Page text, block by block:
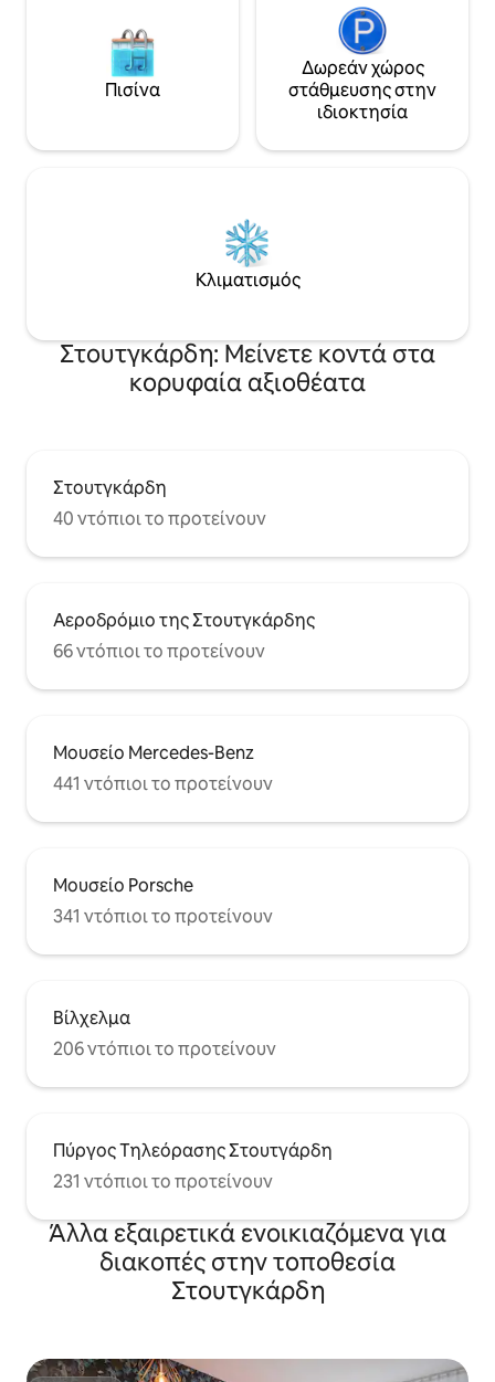
Πισίνα
Δωρεάν χώρος
στάθμευσης στην
ιδιοκτησία
Κλιματισμός
Στουτγκάρδη: Μείνετε κοντά στα
κορυφαία αξιοθέατα
Στουτγκάρδη
40 ντόπιοι το προτείνουν
Αεροδρόμιο της Στουτγκάρδης
66 ντόπιοι το προτείνουν
Μουσείο Mercedes-Benz
441 ντόπιοι το προτείνουν
Μουσείο Porsche
341 ντόπιοι το προτείνουν
Βίλχελμα
206 ντόπιοι το προτείνουν
Πύργος Τηλεόρασης Στουτγάρδη
231 ντόπιοι το προτείνουν
Άλλα εξαιρετικά ενοικιαζόμενα για
διακοπές στην τοποθεσία
Στουτγκάρδη